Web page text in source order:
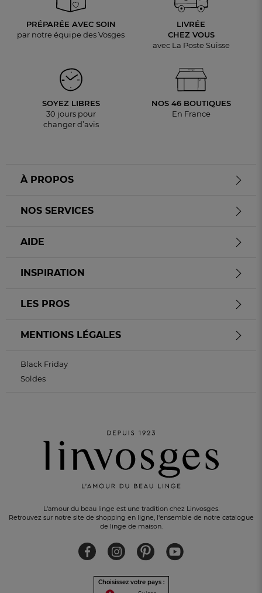
PRÉPARÉE AVEC SOIN
par notre équipe des Vosges
LIVRÉE
CHEZ VOUS
avec La Poste Suisse
SOYEZ LIBRES
30 jours pour
changer d’avis
NOS 46 BOUTIQUES
En France
L'amour du beau linge est une tradition chez Linvosges.
Retrouvez sur notre site de shopping en ligne, l'ensemble de notre catalogue
de linge de maison.
Choisissez votre pays :
À PROPOS
NOS SERVICES
AIDE
INSPIRATION
LES PROS
MENTIONS LÉGALES
Black Friday
Soldes